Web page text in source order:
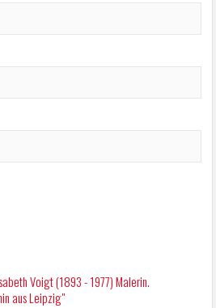
Voigt (1893 - 1977) Malerin.
aus Leipzig"